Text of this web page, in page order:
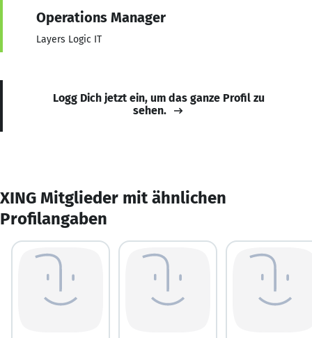
Operations Manager
Layers Logic IT
Logg Dich jetzt ein, um das ganze Profil zu
sehen.
XING Mitglieder mit ähnlichen
Profilangaben